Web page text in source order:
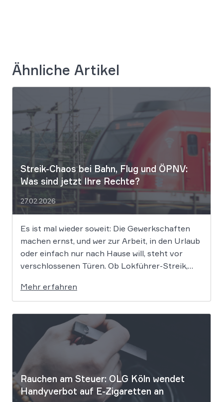
Ähnliche Artikel
Streik-Chaos bei Bahn, Flug und ÖPNV:
Was sind jetzt Ihre Rechte?
27.02.2026
Es ist mal wieder soweit: Die Gewerkschaften
machen ernst, und wer zur Arbeit, in den Urlaub
oder einfach nur nach Hause will, steht vor
verschlossenen Türen. Ob Lokführer-Streik,
Flughafen – wenn nichts mehr geht, stellt sich
die alles entscheidende Frage: Wer zahlt
eigentlich […]
Mehr erfahren
Rauchen am Steuer: OLG Köln wendet
Handyverbot auf E-Zigaretten an